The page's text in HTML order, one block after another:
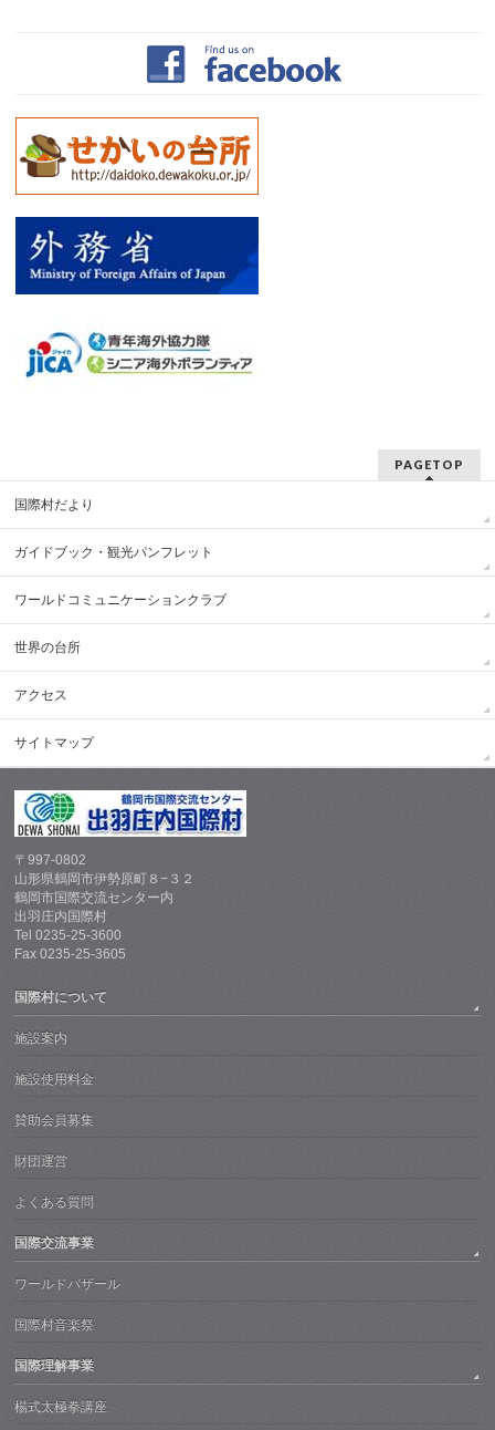
PAGETOP
国際村だより
ガイドブック・観光パンフレット
ワールドコミュニケーションクラブ
世界の台所
アクセス
サイトマップ
〒997-0802
山形県鶴岡市伊勢原町８−３２
鶴岡市国際交流センター内
出羽庄内国際村
Tel 0235-25-3600
Fax 0235-25-3605
国際村について
施設案内
施設使用料金
賛助会員募集
財団運営
よくある質問
国際交流事業
ワールドバザール
国際村音楽祭
国際理解事業
楊式太極拳講座